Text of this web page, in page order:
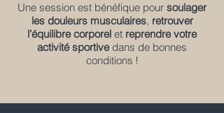
Une session est bénéfique pour soulager
les douleurs musculaires, retrouver
l’équilibre corporel et reprendre votre
activité sportivedans de bonnes
conditions !